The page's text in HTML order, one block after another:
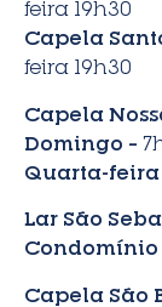
feira 19h30
Capela
feira 19h30
Capela
Domingo –
Quarta-feira
Lar São
Condomínio
Capela São